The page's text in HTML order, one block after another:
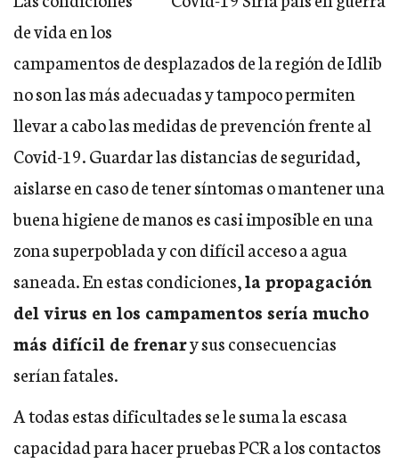
de vida en los
campamentos de desplazados de la región de Idlib
no son las más adecuadas y tampoco permiten
llevar a cabo las medidas de prevención frente al
Covid-19. Guardar las distancias de seguridad,
aislarse en caso de tener síntomas o mantener una
buena higiene de manos es casi imposible en una
zona superpoblada y con difícil acceso a agua
saneada. En estas condiciones,la propagación
del virus en los campamentos sería mucho
más difícil de frenary sus consecuencias
serían fatales.
A todas estas dificultades se le suma la escasa
capacidad para hacer pruebas PCR a los contactos